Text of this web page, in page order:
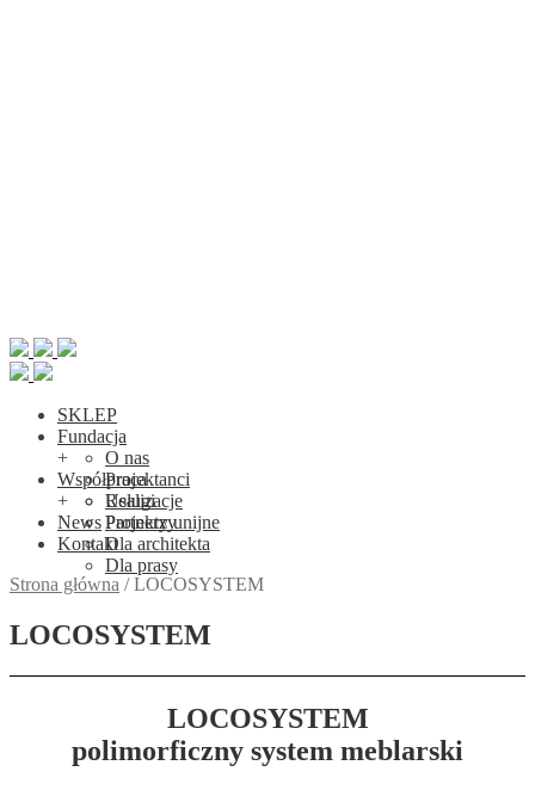
SKLEP
Fundacja
O nas
Projektanci
Realizacje
Projekty unijne
+
Współpraca
Usługi
Partnerzy
Dla architekta
Dla prasy
+
News
Kontakt
Strona główna /LOCOSYSTEM
LOCOSYSTEM
LOCOSYSTEM
polimorficzny system meblarski